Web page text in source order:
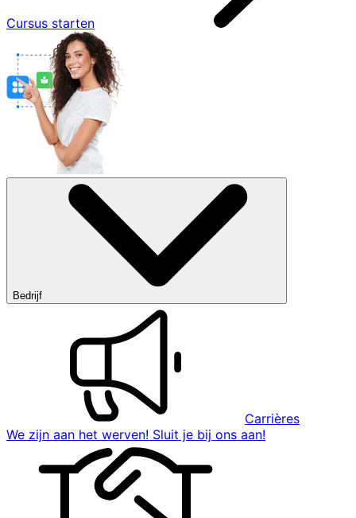
Cursus starten
Bedrijf
Carrières
We zijn aan het werven! Sluit je bij ons aan!